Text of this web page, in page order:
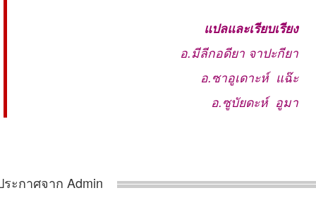
แปลและเรียบเรียง
อ.มีลีกอดียา จาปะกียา
อ.ซาอูเดาะห์ แฉ๊ะ
อ.ซูบัยดะห์ อูมา
ระกาศจาก Admin